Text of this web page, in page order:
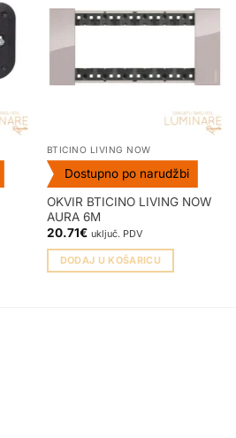
BTICINO LIVING NOW
Dostupno po narudžbi
OKVIR BTICINO LIVING NOW
AURA 6M
20.71€ uključ. PDV
DODAJ U KOŠARICU